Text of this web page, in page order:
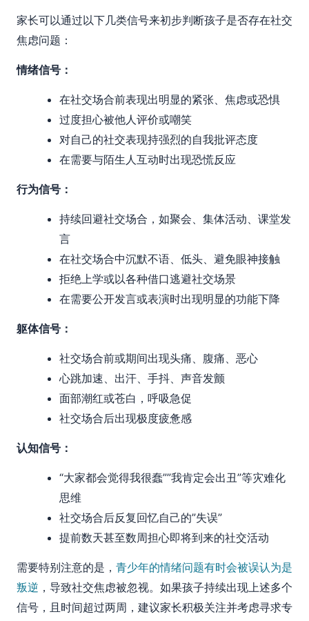
家长可以通过以下几类信号来初步判断孩子是否存在社交
焦虑问题：
情绪信号：
在社交场合前表现出明显的紧张、焦虑或恐惧
过度担心被他人评价或嘲笑
对自己的社交表现持强烈的自我批评态度
在需要与陌生人互动时出现恐慌反应
行为信号：
持续回避社交场合，如聚会、集体活动、课堂发
言
在社交场合中沉默不语、低头、避免眼神接触
拒绝上学或以各种借口逃避社交场景
在需要公开发言或表演时出现明显的功能下降
躯体信号：
社交场合前或期间出现头痛、腹痛、恶心
心跳加速、出汗、手抖、声音发颤
面部潮红或苍白，呼吸急促
社交场合后出现极度疲惫感
认知信号：
“大家都会觉得我很蠢””我肯定会出丑”等灾难化
思维
社交场合后反复回忆自己的”失误”
提前数天甚至数周担心即将到来的社交活动
需要特别注意的是， 青少年的情绪问题有时会被误认为是
叛逆 ，导致社交焦虑被忽视。如果孩子持续出现上述多个
信号，且时间超过两周，建议家长积极关注并考虑寻求专